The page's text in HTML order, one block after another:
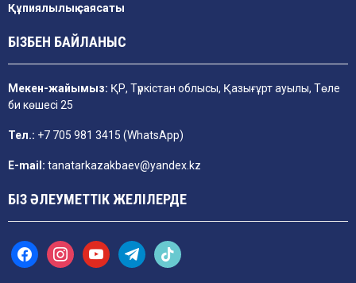
Құпиялылық саясаты
БІЗБЕН БАЙЛАНЫС
Мекен-жайымыз: ҚР, Түркістан облысы, Қазығұрт ауылы, Төле
би көшесі 25
Тел.: +7 705 981 3415 (WhatsApp)
E-mail: tanatarkazakbaev@yandex.kz
БІЗ ӘЛЕУМЕТТІК ЖЕЛІЛЕРДЕ
f
a
i
n
y
o
t
e
t
i